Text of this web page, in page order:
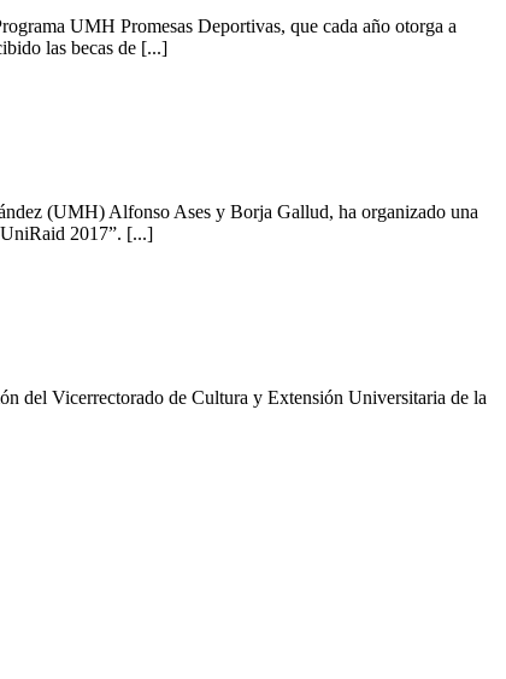
UMH Promesas Deportivas, que cada año otorga a
las becas de [...]
(UMH) Alfonso Ases y Borja Gallud, ha organizado una
2017”. [...]
del Vicerrectorado de Cultura y Extensión Universitaria de la